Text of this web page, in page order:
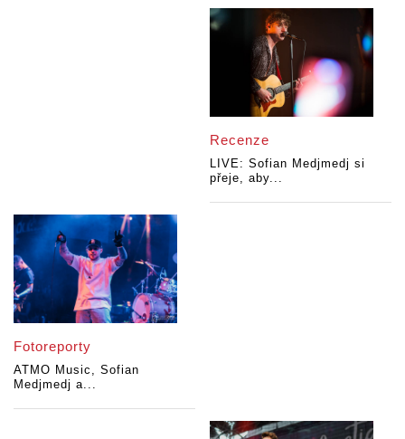
Recenze
LIVE: Sofian Medjmedj si
přeje, aby...
Fotoreporty
ATMO Music, Sofian
Medjmedj a...